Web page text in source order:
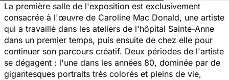
La première salle de l'exposition est exclusivement
consacrée à l'œuvre de Caroline Mac Donald, une artiste
qui a travaillé dans les ateliers de l'hôpital Sainte-Anne
dans un premier temps, puis ensuite de chez elle pour
continuer son parcours créatif. Deux périodes de l'artiste
se dégagent : l'une dans les années 80, dominée par de
gigantesques portraits très colorés et pleins de vie,